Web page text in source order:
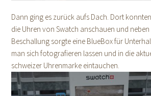
Dann ging es zurück aufs Dach. Dort
die Uhren von Swatch anschauen und
Beschallung sorgte eine BlueBox für
man sich fotografieren lassen und in die
schweizer Uhrenmarke eintauchen.